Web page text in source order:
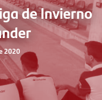
de Invierno
2020